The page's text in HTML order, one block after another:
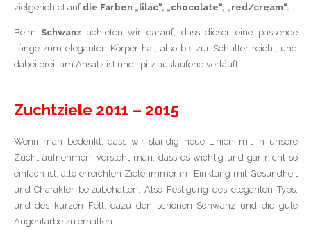
zielgerichtet auf die Farben „lilac“, „chocolate“, „red/cream“.
BeimSchwanz achteten wir darauf, dass dieser eine passende
Länge zum eleganten Körper hat, also bis zur Schulter reicht, und
dabei breit am Ansatz ist und spitz auslaufend verläuft.
Zuchtziele 2011 – 2015
Wenn man bedenkt, dass wir ständig neue Linien mit in unsere
Zucht aufnehmen, versteht man, dass es wichtig und gar nicht so
einfach ist, alle erreichten Ziele immer im Einklang mit Gesundheit
und Charakter beizubehalten. Also Festigung des eleganten Typs,
und des kurzen Fell, dazu den schönen Schwanz und die gute
Augenfarbe zu erhalten.